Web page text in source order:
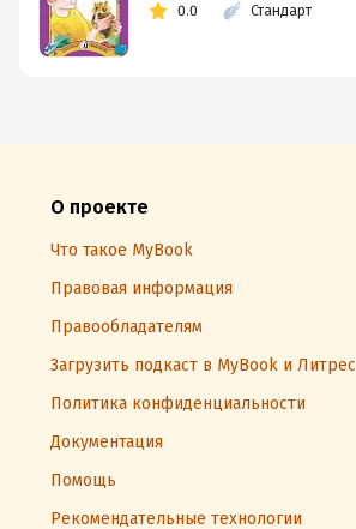
0.0 Стандарт
О проекте
Что такое MyBook
Правовая информация
Правообладателям
Загрузить подкаст в MyBook и Литрес
Политика конфиденциальности
Документация
Помощь
Рекомендательные технологии